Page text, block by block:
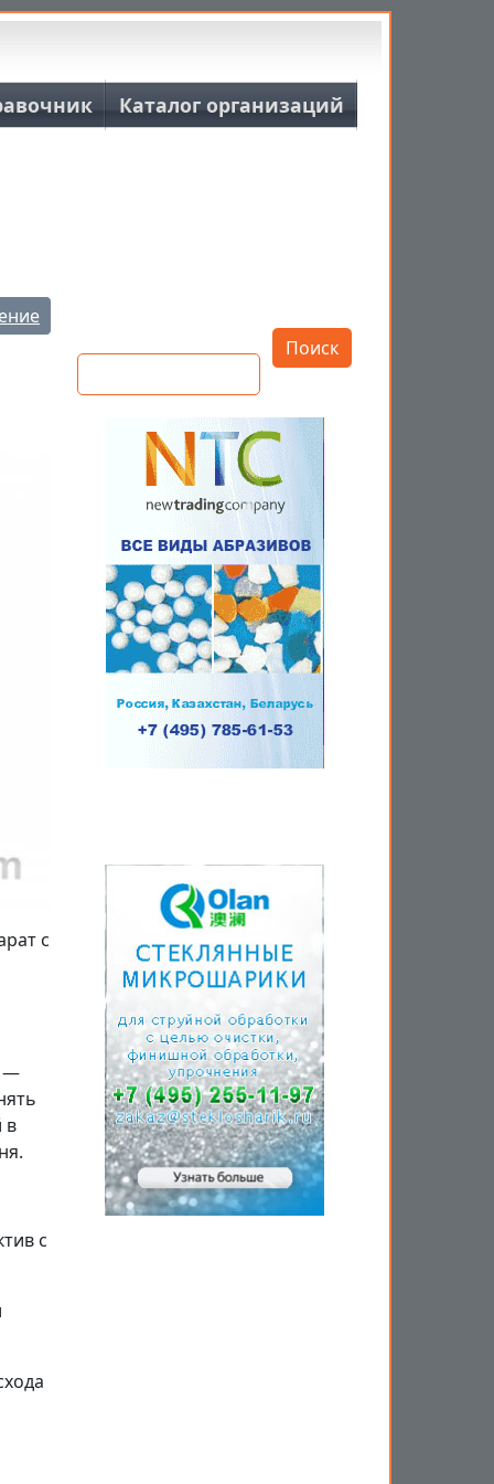
Каталог организаций
с
—
в
с